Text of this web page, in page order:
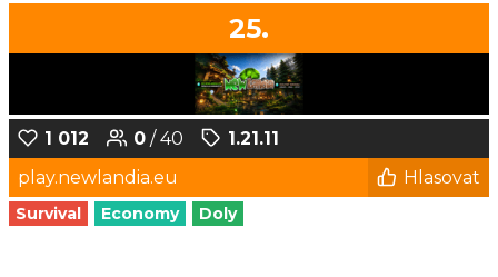
25.
1 012 0 / 40
1.21.11
play.newlandia.eu
Hlasovat
Survival Economy Doly